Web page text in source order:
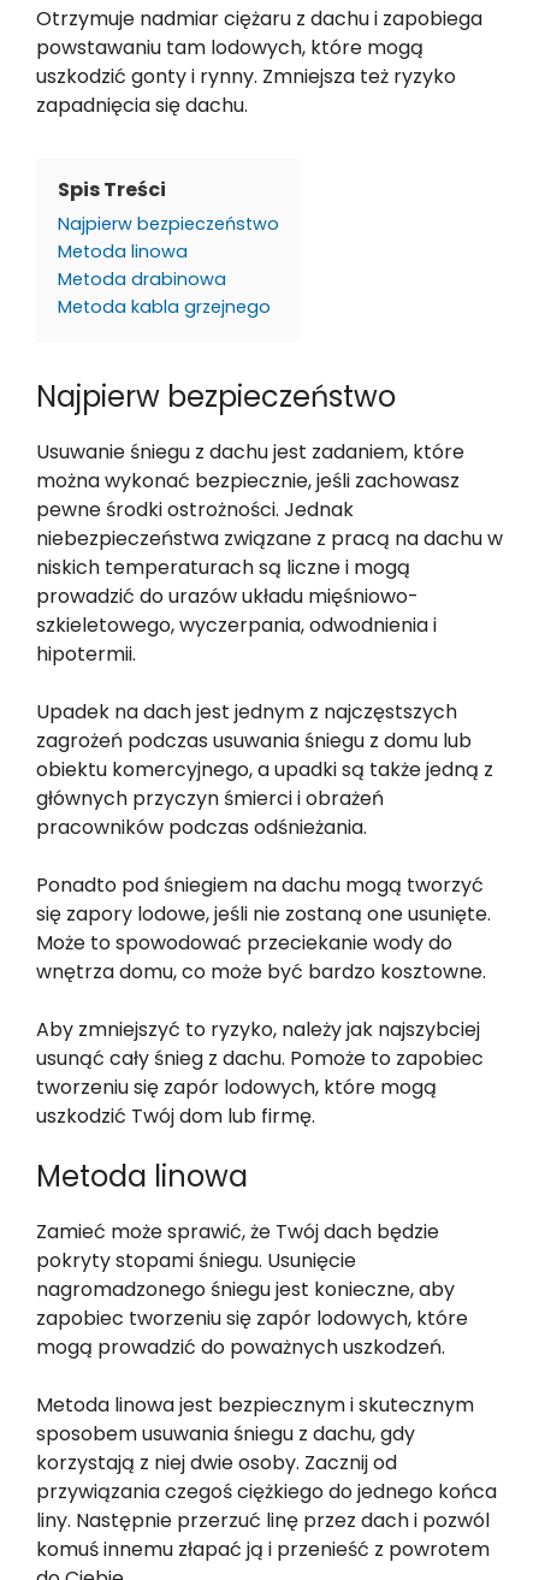
Otrzymuje nadmiar ciężaru z dachu i zapobiega
powstawaniu tam lodowych, które mogą
uszkodzić gonty i rynny. Zmniejsza też ryzyko
zapadnięcia się dachu.
Spis Treści
Najpierw bezpieczeństwo
Metoda linowa
Metoda drabinowa
Metoda kabla grzejnego
Najpierw bezpieczeństwo
Usuwanie śniegu z dachu jest zadaniem, które
można wykonać bezpiecznie, jeśli zachowasz
pewne środki ostrożności. Jednak
niebezpieczeństwa związane z pracą na dachu w
niskich temperaturach są liczne i mogą
prowadzić do urazów układu mięśniowo-
szkieletowego, wyczerpania, odwodnienia i
hipotermii.
Upadek na dach jest jednym z najczęstszych
zagrożeń podczas usuwania śniegu z domu lub
obiektu komercyjnego, a upadki są także jedną z
głównych przyczyn śmierci i obrażeń
pracowników podczas odśnieżania.
Ponadto pod śniegiem na dachu mogą tworzyć
się zapory lodowe, jeśli nie zostaną one usunięte.
Może to spowodować przeciekanie wody do
wnętrza domu, co może być bardzo kosztowne.
Aby zmniejszyć to ryzyko, należy jak najszybciej
usunąć cały śnieg z dachu. Pomoże to zapobiec
tworzeniu się zapór lodowych, które mogą
uszkodzić Twój dom lub firmę.
Metoda linowa
Zamieć może sprawić, że Twój dach będzie
pokryty stopami śniegu. Usunięcie
nagromadzonego śniegu jest konieczne, aby
zapobiec tworzeniu się zapór lodowych, które
mogą prowadzić do poważnych uszkodzeń.
Metoda linowa jest bezpiecznym i skutecznym
sposobem usuwania śniegu z dachu, gdy
korzystają z niej dwie osoby. Zacznij od
przywiązania czegoś ciężkiego do jednego końca
liny. Następnie przerzuć linę przez dach i pozwól
komuś innemu złapać ją i przenieść z powrotem